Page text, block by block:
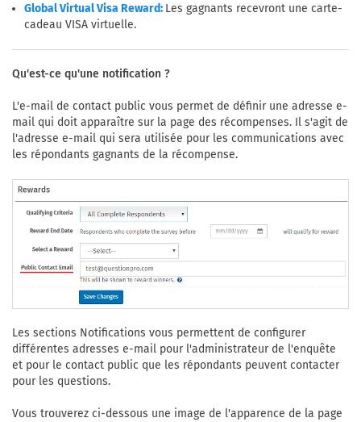
Global Virtual Visa Reward: Les gagnants recevront une carte-
cadeau VISA virtuelle.
Qu'est-ce qu'une notification ?
L'e-mail de contact public vous permet de définir une adresse e-
mail qui doit apparaître sur la page des récompenses. Il s'agit de
l'adresse e-mail qui sera utilisée pour les communications avec
les répondants gagnants de la récompense.
Les sections Notifications vous permettent de configurer
différentes adresses e-mail pour l'administrateur de l'enquête
et pour le contact public que les répondants peuvent contacter
pour les questions.
Vous trouverez ci-dessous une image de l'apparence de la page